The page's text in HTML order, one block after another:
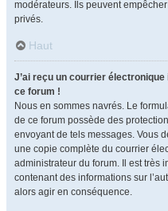
modérateurs. Ils peuvent
privés.
Haut
J’ai reçu un courrier
ce forum !
Nous en sommes navrés. Le
de ce forum possède des
envoyant de tels messages. Vous
une copie complète du courrier
administrateur du forum. Il est très
contenant des informations sur
alors agir en conséquence.